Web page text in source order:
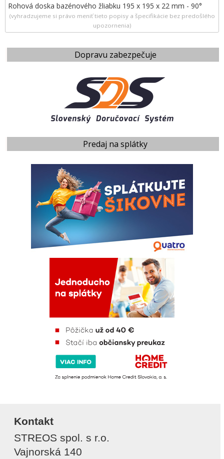
Dopravu zabezpečuje
Predaj na splátky
Rohová doska bazénového žliabku 195 x 195 x 22 mm - 90°
(vyhradzujeme si právo meniť tieto popisy a špecifikácie bez predošlého
upozornenia)
Kontakt
STREOS spol. s r.o.
Vajnorská 140